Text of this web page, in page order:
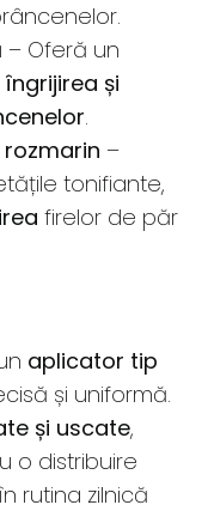
– Oferă un
îngrijirea și
.
rozmarin –
tonifiante,
firelor de păr
aplicator tip
și uniformă.
și uscate,
o distribuire
rutina zilnică